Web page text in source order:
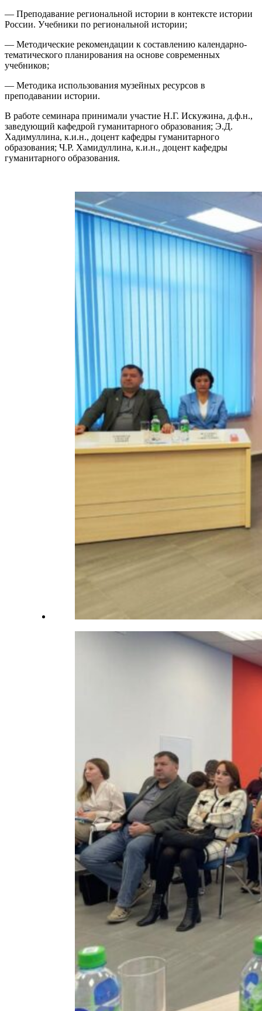
— Преподавание региональной истории в контексте истории
России. Учебники по региональной истории;
— Методические рекомендации к составлению календарно-
тематического планирования на основе современных
учебников;
— Методика использования музейных ресурсов в
преподавании истории.
В работе семинара принимали участие Н.Г. Искужина, д.ф.н.,
заведующий кафедрой гуманитарного образования; Э.Д.
Хадимуллина, к.и.н., доцент кафедры гуманитарного
образования; Ч.Р. Хамидуллина, к.и.н., доцент кафедры
гуманитарного образования.